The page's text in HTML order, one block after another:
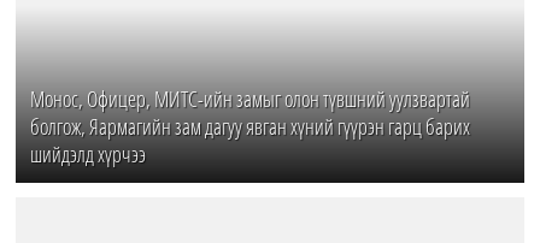
Монос, Офицер, МИТС-ийн замыг олон түвшний уулзвартай
болгож, Яармагийн зам дагуу явган хүний гүүрэн гарц барих
шийдэлд хүрчээ